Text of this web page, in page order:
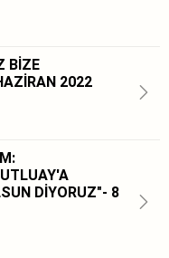
BİZE
2022
DİYORUZ"- 8